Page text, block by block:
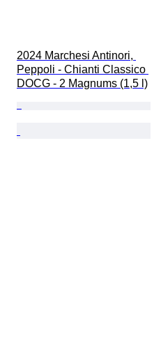
2024 Marchesi Antinori,
Peppoli - Chianti Classico
DOCG - 2 Magnums (1,5 l)